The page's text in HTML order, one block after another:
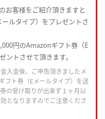
お客様をご紹介頂きますと
ルタイプ）をプレゼントさ
円のAmazonギフト券（E
ントさせて頂きます。
入金後、ご申告頂きましたメ
フト券（Eメールタイプ）を送
の受け取りが出来ず１ヶ月以
となりますのでご注意くださ